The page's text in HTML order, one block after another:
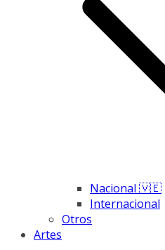
Nacional 🇻🇪
Internacional
Otros
Artes